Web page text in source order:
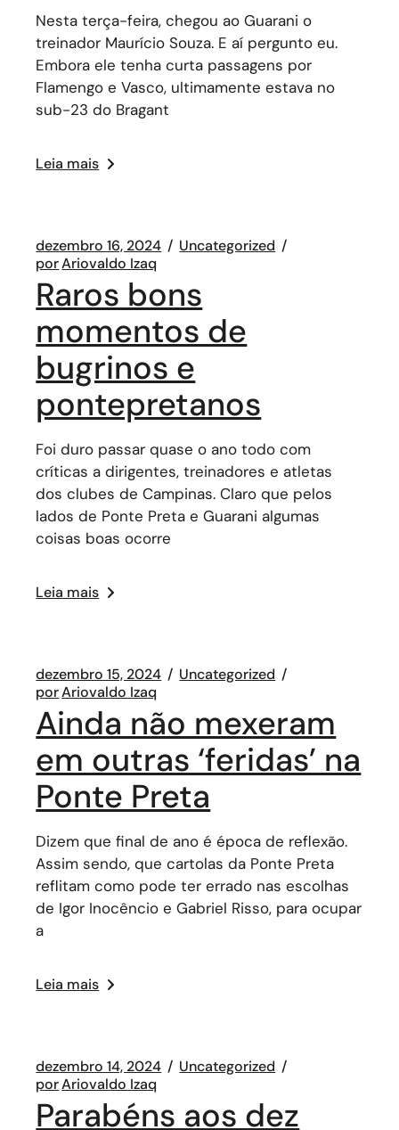
Nesta terça-feira, chegou ao Guarani o
treinador Maurício Souza. E aí pergunto eu.
Embora ele tenha curta passagens por
Flamengo e Vasco, ultimamente estava no
sub-23 do Bragant
Leia mais
dezembro 16, 2024
Uncategorized
porAriovaldo Izaq
Raros bons
momentos de
bugrinos e
pontepretanos
Foi duro passar quase o ano todo com
críticas a dirigentes, treinadores e atletas
dos clubes de Campinas. Claro que pelos
lados de Ponte Preta e Guarani algumas
coisas boas ocorre
Leia mais
dezembro 15, 2024
Uncategorized
porAriovaldo Izaq
Ainda não mexeram
em outras ‘feridas’ na
Ponte Preta
Dizem que final de ano é época de reflexão.
Assim sendo, que cartolas da Ponte Preta
reflitam como pode ter errado nas escolhas
de Igor Inocêncio e Gabriel Risso, para ocupar
a
Leia mais
dezembro 14, 2024
Uncategorized
porAriovaldo Izaq
Parabéns aos dez